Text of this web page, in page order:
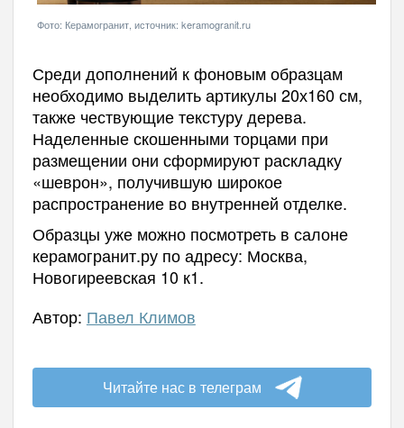
Фото: Керамогранит, источник: keramogranit.ru
Среди дополнений к фоновым образцам
необходимо выделить артикулы 20х160 см,
также чествующие текстуру дерева.
Наделенные скошенными торцами при
размещении они сформируют раскладку
«шеврон», получившую широкое
распространение во внутренней отделке.
Образцы уже можно посмотреть в салоне
керамогранит.ру по адресу: Москва,
Новогиреевская 10 к1.
Автор: Павел Климов
Читайте нас в телеграм